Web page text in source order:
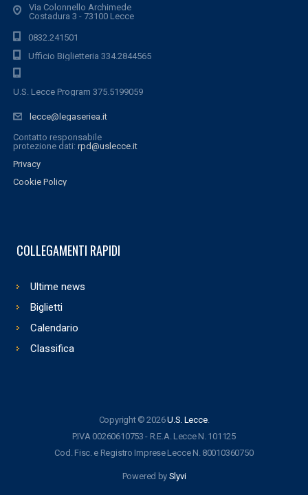
Via Colonnello Archimede
Costadura 3 - 73100 Lecce
0832.241501
Ufficio Biglietteria 334.2844565
U.S. Lecce Program 375.5199059
lecce@legaseriea.it
Contatto responsabile
protezione dati: rpd@uslecce.it
Privacy
Cookie Policy
COLLEGAMENTI RAPIDI
Ultime news
Biglietti
Calendario
Classifica
Copyright © 2026U.S. Lecce.
P.IVA 00260610753 - R.E.A. Lecce N. 101125
Cod. Fisc. e Registro Imprese Lecce N. 80010360750
Powered by Slyvi